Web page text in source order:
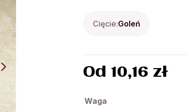
Cięcie:Goleń
Od 10,16 zł
Waga